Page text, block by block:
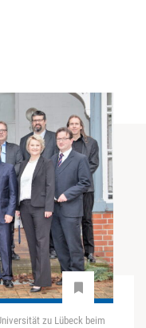
zu Lübeck beim